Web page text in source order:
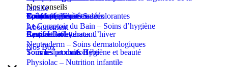
Coupe-ongles et ciseaux
Apaisant et hydratant
Sommeil et confort
Puériculture
Certifié Bio
Tous les produits Bébé
Confort et bien-être
Respiration et maux d’hiver
Tous les produits Santé
Epilation et crèmes décolorantes
Soins spécifiques
Soins solaires
Eaux de toilette
Tous les produits Hygiène et beauté
famille
Le Comptoir du Bain – Soins d’hygiène
Neutraderm – Soins dermatologiques
Physiolac – Nutrition infantile
Nos conseils
Abonnement
Nos Box